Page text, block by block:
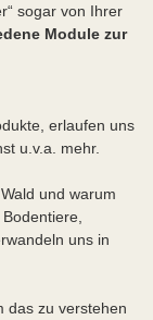
sogar von Ihrer
Module zur
erlaufen uns
u.v.a. mehr.
und warum
uns in
das zu verstehen